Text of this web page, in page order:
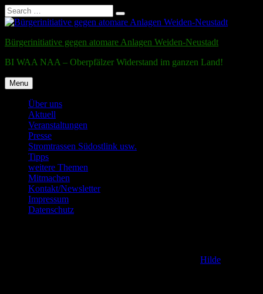
Search
for:
Search
Skip
content
Bürgerinitiative gegen atomare Anlagen Weiden-Neustadt
BI WAA NAA – Oberpfälzer Widerstand im ganzen Land!
Menu
Über uns
Aktuell
Veranstaltungen
Presse
Stromtrassen Südostlink usw.
Tipps
weitere Themen
Mitmachen
Kontakt/Newsletter
Impressum
Datenschutz
Hilde